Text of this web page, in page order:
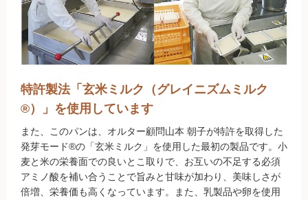
飲料品
菓子類
粉・餅
健康応援グッズ
石けん・生活用品
食べもの百科（書籍）
特許製法「玄米ミルク（グレイニズムミルク
®）」を使用しています
また、このパンは、オルター顧問山本 朝子が特許を取得した
発芽モード®の「玄米ミルク」を使用した最初の製品です。小
麦と米の栄養面での良いとこ取りで、お互いの不足する必須
アミノ酸を補い合うことで旨みと甘味が加わり、美味しさが
倍増、栄養価も高くなっています。また、乳製品や卵を使用